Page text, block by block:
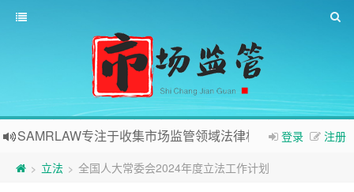
登录 注册
SAMRLAW专注于收集市场监管领域法律相关内容
> 立法 > 全国人大常委会2024年度立法工作计划